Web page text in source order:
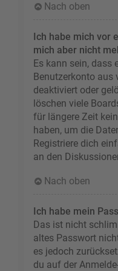
Nach oben
Ich habe mich vor
mich aber nicht
Es kann sein, dass
Benutzerkonto aus
deaktiviert oder
löschen viele
für längere Zeit
haben, um die
Registriere dich
an den
Nach oben
Ich habe mein
Das ist nicht
altes Passwort
es jedoch
du auf der